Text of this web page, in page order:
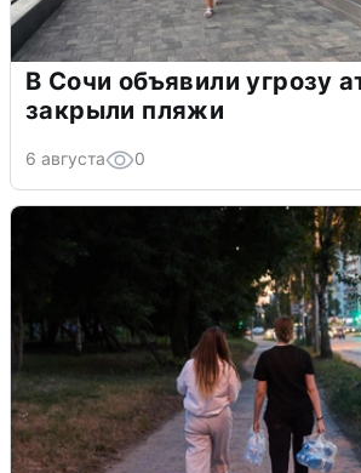
В Сочи объявили угрозу
закрыли пляжи
6 августа 0